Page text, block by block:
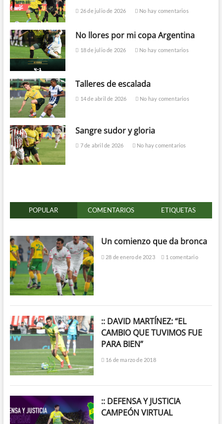
26 de julio de 2026 No hay comentarios
No llores por mi copa Argentina
18 de julio de 2026 No hay comentarios
Talleres de escalada
14 de abril de 2026 No hay comentarios
Sangre sudor y gloria
7 de abril de 2026 No hay comentarios
POPULAR COMENTARIOS ETIQUETAS
Un comienzo que da bronca
28 de enero de 2023 1 comentario
:: DAVID MARTÍNEZ: “EL
CAMBIO QUE TUVIMOS FUE
PARA BIEN”
16 de marzo de 2018
:: DEFENSA Y JUSTICIA
CAMPEÓN VIRTUAL